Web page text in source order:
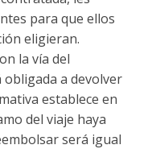
para que ellos
eligieran.
la vía del
a devolver
establece en
del viaje haya
será igual